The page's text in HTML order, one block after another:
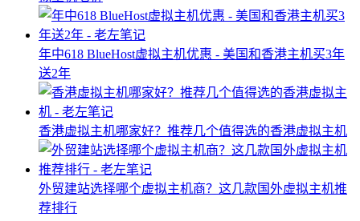
年中618 BlueHost虚拟主机优惠 - 美国和香港主机买3年
送2年
香港虚拟主机哪家好？推荐几个值得选的香港虚拟主机
外贸建站选择哪个虚拟主机商？这几款国外虚拟主机推
荐排行